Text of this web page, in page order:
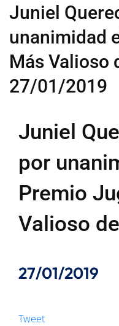
Juniel
unanimidad
Más Valioso
27/01/2019
Juniel
por
Premio
Valioso
27/01/2019
Tweet